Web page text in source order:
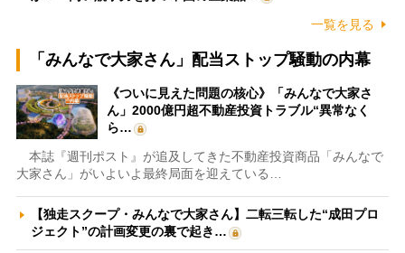
一覧を見る
「みんなで大家さん」配当ストップ騒動の内幕
《ついに見えた問題の核心》「みんなで大家さ
ん」2000億円超不動産投資トラブル“異常なく
ら…
本誌『週刊ポスト』が追及してきた不動産投資商品「みんなで
大家さん」がいよいよ最終局面を迎えている…
【独走スクープ・みんなで大家さん】二転三転した“成田プロ
ジェクト”の計画変更の裏で起き…